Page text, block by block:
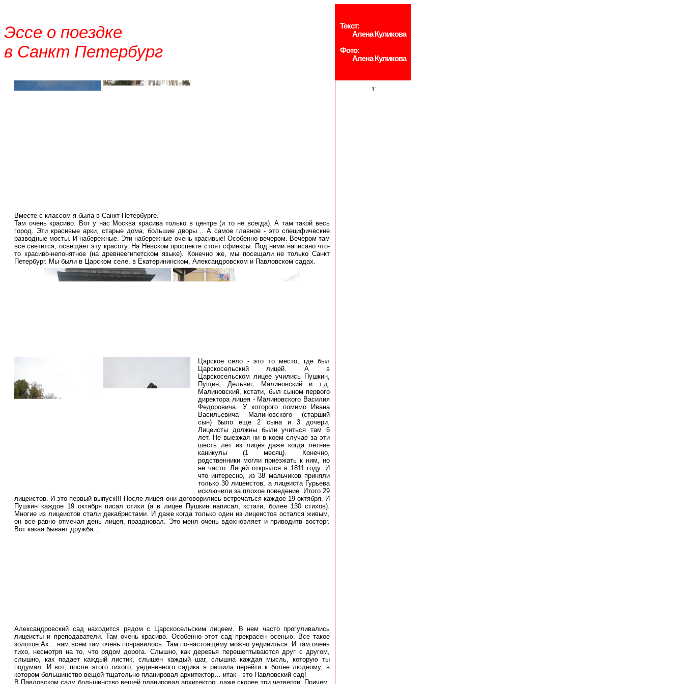
Эссе о поездке
в Санкт Петербург
Текст:
Алена Куликова
Фото:
Алена Куликова
Вместе с классом я была в Санкт-Петербурге.
Там очень красиво. Вот у нас Москва красива только в центре (и то не всегда). А там такой весь
город. Эти красивые арки, старые дома, большие дворы… А самое главное - это специфические
разводные мосты. И набережные. Эти набережные очень красивые! Особенно вечером. Вечером там
все светится, освещает эту красоту. На Невском проспекте стоят сфинксы. Под ними написано что-
то красиво-непонятное (на древнеегипетском языке). Конечно же, мы посещали не только Санкт
Петербург. Мы были в Царском селе, в Екатерининском, Александровском и Павловском садах.
Царское село - это то место, где был
Царскосельский лицей. А в
Царскосельском лицее учились Пушкин,
Пущин, Дельвиг, Малиновский и т.д.
Малиновский, кстати, был сыном первого
директора лицея - Малиновского Василия
Федоровича. У которого помимо Ивана
Васильевича Малиновского (старший
сын) было еще 2 сына и 3 дочери.
Лицеисты должны были учиться там 6
лет. Не выезжая ни в коем случае за эти
шесть лет из лицея даже когда летние
каникулы (1 месяц). Конечно,
родственники могли приезжать к ним, но
не часто. Лицей открылся в 1811 году. И
что интересно, из 38 мальчиков приняли
только 30 лицеистов, а лицеиста Гурьева
исключили за плохое поведение. Итого 29
лицеистов. И это первый выпуск!!! После лицея они договорились встречаться каждое 19 октября. И
Пушкин каждое 19 октября писал стихи (а в лицее Пушкин написал, кстати, более 130 стихов).
Многие из лицеистов стали декабристами. И даже когда только один из лицеистов остался живым,
он все равно отмечал день лицея, праздновал. Это меня очень вдохновляет и приводитв восторг.
Вот какая бывает дружба…
Александровский сад находится рядом с Царскосельским лицеем. В нем часто прогуливались
лицеисты и преподаватели. Там очень красиво. Особенно этот сад прекрасен осенью. Все такое
золотое.Ах... нам всем там очень понравилось. Там по-настоящему можно уединиться. И там очень
тихо, несмотря на то, что рядом дорога. Слышно, как деревья перешептываются друг с другом,
слышно, как падает каждый листик, слышен каждый шаг, слышна каждая мысль, которую ты
подумал. И вот, после этого тихого, уединенного садика я решила перейти к более людному, в
котором большинство вещей тщательно планировал архитектор… итак - это Павловский сад!
В Павловском саду большинство вещей планировал архитектор, даже скорее три четверти. Причем,